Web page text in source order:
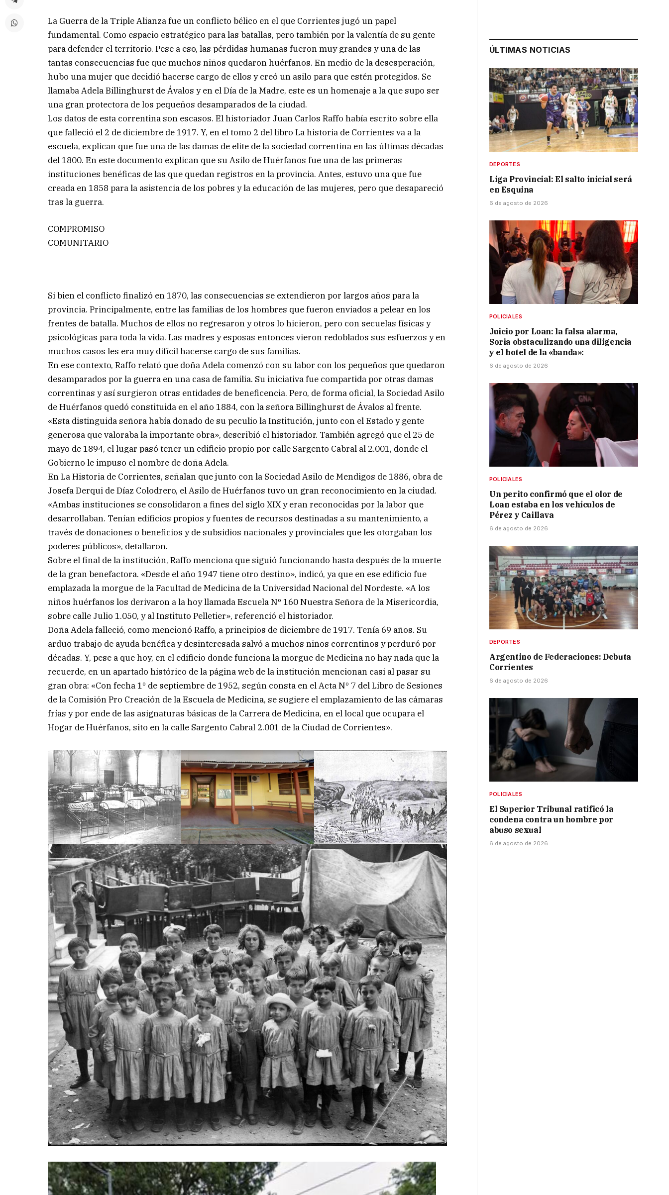
La Guerra de la Triple Alianza fue un conflicto bélico en el que Corrientes jugó un papel
fundamental. Como espacio estratégico para las batallas, pero también por la valentía de su gente
para defender el territorio. Pese a eso, las pérdidas humanas fueron muy grandes y una de las
tantas consecuencias fue que muchos niños quedaron huérfanos. En medio de la desesperación,
hubo una mujer que decidió hacerse cargo de ellos y creó un asilo para que estén protegidos. Se
llamaba Adela Billinghurst de Ávalos y en el Día de la Madre, este es un homenaje a la que supo ser
una gran protectora de los pequeños desamparados de la ciudad.
Los datos de esta correntina son escasos. El historiador Juan Carlos Raffo había escrito sobre ella
que falleció el 2 de diciembre de 1917. Y, en el tomo 2 del libro La historia de Corrientes va a la
escuela, explican que fue una de las damas de elite de la sociedad correntina en las últimas décadas
del 1800. En este documento explican que su Asilo de Huérfanos fue una de las primeras
instituciones benéficas de las que quedan registros en la provincia. Antes, estuvo una que fue
creada en 1858 para la asistencia de los pobres y la educación de las mujeres, pero que desapareció
tras la guerra.
COMPROMISO
COMUNITARIO
Si bien el conflicto finalizó en 1870, las consecuencias se extendieron por largos años para la
provincia. Principalmente, entre las familias de los hombres que fueron enviados a pelear en los
frentes de batalla. Muchos de ellos no regresaron y otros lo hicieron, pero con secuelas físicas y
psicológicas para toda la vida. Las madres y esposas entonces vieron redoblados sus esfuerzos y en
muchos casos les era muy difícil hacerse cargo de sus familias.
En ese contexto, Raffo relató que doña Adela comenzó con su labor con los pequeños que quedaron
desamparados por la guerra en una casa de familia. Su iniciativa fue compartida por otras damas
correntinas y así surgieron otras entidades de beneficencia. Pero, de forma oficial, la Sociedad Asilo
de Huérfanos quedó constituida en el año 1884, con la señora Billinghurst de Ávalos al frente.
«Esta distinguida señora había donado de su peculio la Institución, junto con el Estado y gente
generosa que valoraba la importante obra», describió el historiador. También agregó que el 25 de
mayo de 1894, el lugar pasó tener un edificio propio por calle Sargento Cabral al 2.001, donde el
Gobierno le impuso el nombre de doña Adela.
En La Historia de Corrientes, señalan que junto con la Sociedad Asilo de Mendigos de 1886, obra de
Josefa Derqui de Díaz Colodrero, el Asilo de Huérfanos tuvo un gran reconocimiento en la ciudad.
«Ambas instituciones se consolidaron a fines del siglo XIX y eran reconocidas por la labor que
desarrollaban. Tenían edificios propios y fuentes de recursos destinadas a su mantenimiento, a
través de donaciones o beneficios y de subsidios nacionales y provinciales que les otorgaban los
poderes públicos», detallaron.
Sobre el final de la institución, Raffo menciona que siguió funcionando hasta después de la muerte
de la gran benefactora. «Desde el año 1947 tiene otro destino», indicó, ya que en ese edificio fue
emplazada la morgue de la Facultad de Medicina de la Universidad Nacional del Nordeste. «A los
niños huérfanos los derivaron a la hoy llamada Escuela Nº 160 Nuestra Señora de la Misericordia,
sobre calle Julio 1.050, y al Instituto Pelletier», referenció el historiador.
Doña Adela falleció, como mencionó Raffo, a principios de diciembre de 1917. Tenía 69 años. Su
arduo trabajo de ayuda benéfica y desinteresada salvó a muchos niños correntinos y perduró por
décadas. Y, pese a que hoy, en el edificio donde funciona la morgue de Medicina no hay nada que la
recuerde, en un apartado histórico de la página web de la institución mencionan casi al pasar su
gran obra: «Con fecha 1º de septiembre de 1952, según consta en el Acta Nº 7 del Libro de Sesiones
de la Comisión Pro Creación de la Escuela de Medicina, se sugiere el emplazamiento de las cámaras
frías y por ende de las asignaturas básicas de la Carrera de Medicina, en el local que ocupara el
Hogar de Huérfanos, sito en la calle Sargento Cabral 2.001 de la Ciudad de Corrientes».
ÚLTIMAS NOTICIAS
DEPORTES
Liga Provincial: El salto inicial será
en Esquina
6 de agosto de 2026
POLICIALES
Juicio por Loan: la falsa alarma,
Soria obstaculizando una diligencia
y el hotel de la «banda»:
6 de agosto de 2026
POLICIALES
Un perito confirmó que el olor de
Loan estaba en los vehículos de
Pérez y Caillava
6 de agosto de 2026
DEPORTES
Argentino de Federaciones: Debuta
Corrientes
6 de agosto de 2026
POLICIALES
El Superior Tribunal ratificó la
condena contra un hombre por
abuso sexual
6 de agosto de 2026